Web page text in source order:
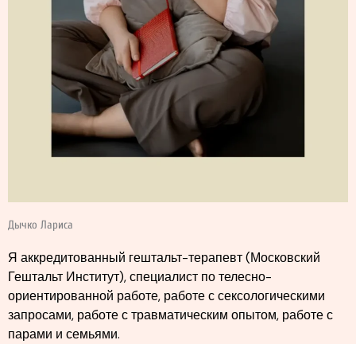
Дычко Лариса
Я аккредитованный гештальт-терапевт (Московский
Гештальт Институт), специалист по телесно-
ориентированной работе, работе с сексологическими
запросами, работе с травматическим опытом, работе с
парами и семьями.